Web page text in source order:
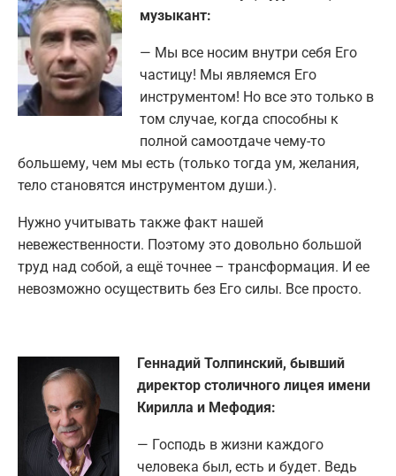
музыкант:
— Мы все носим внутри себя Его
частицу! Мы являемся Его
инструментом! Но все это только в
том случае, когда способны к
полной самоотдаче чему-то
большему, чем мы есть (только тогда ум, желания,
тело становятся инструментом души.).
Нужно учитывать также факт нашей
невежественности. Поэтому это довольно большой
труд над собой, а ещё точнее – трансформация. И ее
невозможно осуществить без Его силы. Все просто.
Геннадий Толпинский, бывший
директор столичного лицея имени
Кирилла и Мефодия:
— Господь в жизни каждого
человека был, есть и будет. Ведь